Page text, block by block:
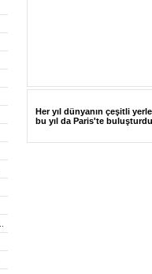
Her yıl dünyanın çeşitli
bu yıl da Paris'te buluşturdu